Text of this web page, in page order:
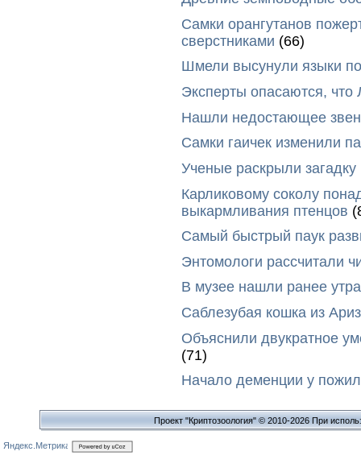
Самки орангутанов
сверстниками (66)
Шмели высунули языки
Эксперты опасаются,
Нашли недостающее
Самки гаичек изменили
Ученые раскрыли загадку
Карликовому соколу
выкармливания птенцов
Самый быстрый паук
Энтомологи рассчитали
В музее нашли ранее
Саблезубая кошка из
Объяснили двукратное
(71)
Начало деменции у
Проект "Криптозоология" © 2010-2026 При